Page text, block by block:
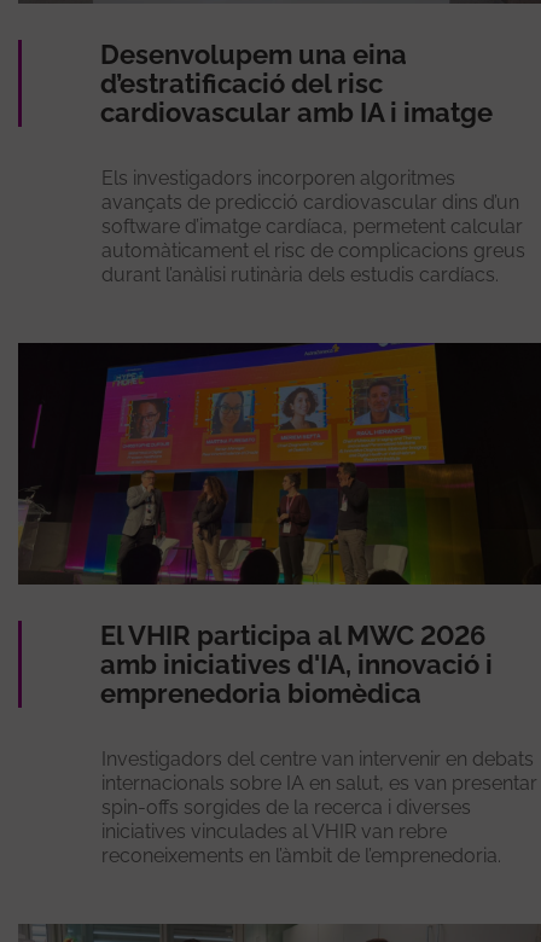
Desenvolupem una eina
d’estratificació del risc
cardiovascular amb IA i imatge
Els investigadors incorporen algoritmes
avançats de predicció cardiovascular dins d’un
software d’imatge cardíaca, permetent calcular
automàticament el risc de complicacions greus
durant l’anàlisi rutinària dels estudis cardíacs.
El VHIR participa al MWC 2026
amb iniciatives d'IA, innovació i
emprenedoria biomèdica
Investigadors del centre van intervenir en debats
internacionals sobre IA en salut, es van presentar
spin-offs sorgides de la recerca i diverses
iniciatives vinculades al VHIR van rebre
reconeixements en l’àmbit de l’emprenedoria.